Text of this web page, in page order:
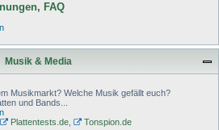
FAQ
Musik & Media
Musikmarkt? Welche Musik gefällt euch?
und Bands...
Plattentests.de,
Tonspion.de